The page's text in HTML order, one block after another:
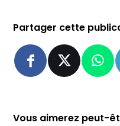
Partager cette
Vous aimerez peut-